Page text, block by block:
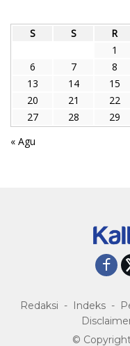
S
S R
1
6
7 8
13
14 15
20
21 22
27
28 29
« Agu
Redaksi Indeks
©